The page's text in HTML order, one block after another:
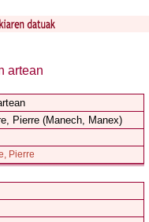
artean
Pierre (Manech, Manex)
Pierre